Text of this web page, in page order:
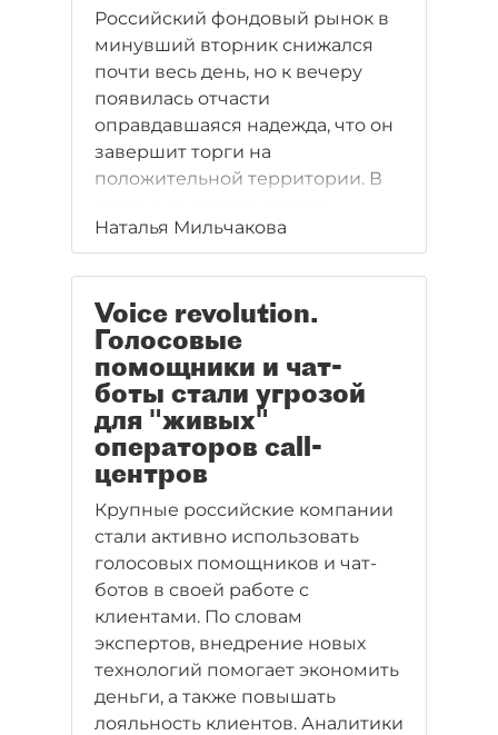
Российский фондовый рынок в
минувший вторник снижался
почти весь день, но к вечеру
появилась отчасти
оправдавшаяся надежда, что он
завершит торги на
положительной территории. В
валютный индекс РТС прибавил
0,29%, а рублевый индекс
вслед за своим «собратом» и
упал на 0,37%.
Наталья Мильчакова
Voice revolution.
Голосовые
помощники и чат-
боты стали угрозой
для "живых"
операторов call-
центров
Крупные российские компании
стали активно использовать
голосовых помощников и чат-
ботов в своей работе с
клиентами. По словам
экспертов, внедрение новых
технологий помогает экономить
деньги, а также повышать
лояльность клиентов. Аналитики